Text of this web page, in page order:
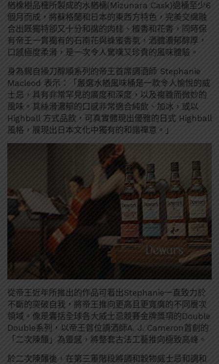
楢橡樹品種所製成的水楢桶(Mizunara Cask)過桶至少6
個月而成，將蘇格蘭和日本的東西方特色，完美交織融
合出既獨特卻又十分和諧的肉桂、檀香和花香，同時保
有帝王一貫獨有的石南花與蜂蜜香氣，酒體濃郁醇厚，
口感極度柔滑，是一次令人驚嘆又珍貴的風味體驗。
身為親自操刀醇順系列的帝王首席調酒師 Stephanie
Macleod 表示：「嚴選水楢風味桶是一款令人愉悅的威
士忌，具有非常罕見的廣度和深度，以及複雜而微妙的
風味。其絲滑濃郁的口感非常適合純飲、加冰，或以
Highball 方式品飲，可真實體現出優雅的日式 Highball
風格，展現出日本文化中獨有的和諧禪意。」
從帝王近年所推出的作品可看出Stephanie一直致力於
不斷的突破自我，將帝王推向更高且更寬廣的不同層次
領域。像是囊括全球各大威士忌競賽金牌獎項的Double
Double系列，以帝王首位調酒師A. J. Cameron首創的
「二次陳釀」為靈感，將整套古法工藝推向極致高峰。
於二次陳釀後，在第三重階段將調和穀物威士忌和調和